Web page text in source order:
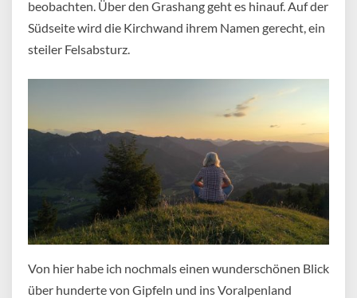
beobachten. Über den Grashang geht es hinauf. Auf der
Südseite wird die Kirchwand ihrem Namen gerecht, ein
steiler Felsabsturz.
Von hier habe ich nochmals einen wunderschönen Blick
über hunderte von Gipfeln und ins Voralpenland